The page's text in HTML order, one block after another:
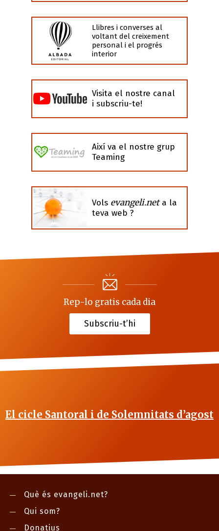
Llibres i converses al
voltant del creixement
personal i el progrés
interior
Visita el nostre canal
i subscriu-te!
Així va el nostre grup
Teaming
Vols evangeli.neta la
teva web ?
Rep-lo gratis cada dia
Subscriu-t’hi
El cicle Santoral i de Solemnitats d’agost
Què és evangeli.net?
Qui som?
Donatius